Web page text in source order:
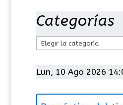
Categorías
t
g
Lun, 10 Ago 2026